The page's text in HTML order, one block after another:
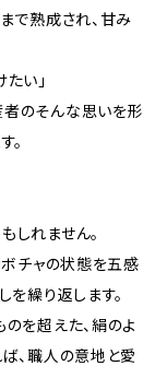
で熟成され、甘み
い」
のそんな思いを形
。
しれません。
ボチャの状態を五感
を繰り返します。
を超えた、絹のよ
、職人の意地と愛